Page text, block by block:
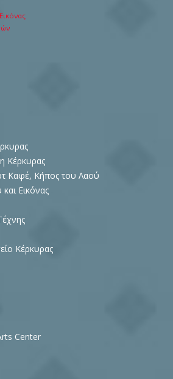
Κέρκυρας
Καφέ, Κήπος του Λαού
Εικόνας
Κέρκυρας
Center